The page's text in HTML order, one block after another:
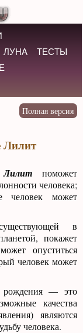
ЛУНА
ТЕСТЫ
Лилит
поможет
человека;
человек может
в
покажет
опуститься
человек может
рождения — это
качества
являются
человека.